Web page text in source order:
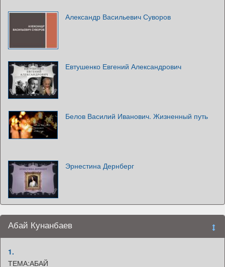
Александр Васильевич Суворов
Евтушенко Евгений Александрович
Белов Василий Иванович. Жизненный путь
Эрнестина Дернберг
Абай Кунанбаев
1.
ТЕМА:АБАЙ